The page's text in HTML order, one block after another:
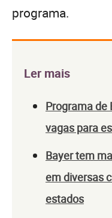
programa.
Ler mais
Programa de
vagas para
Bayer tem
em diversas
estados